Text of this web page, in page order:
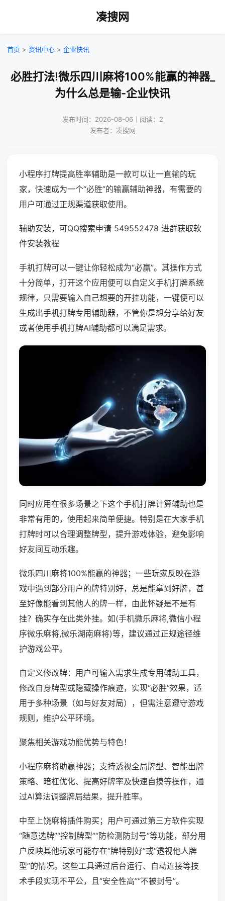
凑搜网
首页 > 资讯中心 > 企业快讯
必胜打法!微乐四川麻将100%能赢的神器_
为什么总是输-企业快讯
发布时间：2026-08-06｜阅读：2
发布者：凑搜网
小程序打牌提高胜率辅助是一款可以让一直输的玩
家，快速成为一个“必胜”的输赢辅助神器，有需要的
用户可通过正规渠道获取使用。
辅助安装，可QQ搜索申请 549552478 进群获取软
件安装教程
手机打牌可以一键让你轻松成为“必赢”。其操作方式
十分简单，打开这个应用便可以自定义手机打牌系统
规律，只需要输入自己想要的开挂功能，一键便可以
生成出手机打牌专用辅助器，不管你是想分享给好友
或者使用手机打牌AI辅助都可以满足需求。
同时应用在很多场景之下这个手机打牌计算辅助也是
非常有用的，使用起来简单便捷。特别是在大家手机
打牌时可以合理调整牌型，提升游戏体验，避免影响
好友间互动乐趣。
微乐四川麻将100%能赢的神器；一些玩家反映在游
戏中遇到部分用户的牌特别好，总是能拿到好牌，甚
至好像能看到其他人的牌一样，由此怀疑是不是有
挂？确实存在此类外挂。如(手机微乐麻将,微信小程
序微乐麻将,微乐湖南麻将)等，建议通过正规途径维
护游戏公平。
自定义修改牌：用户可输入需求生成专用辅助工具，
修改自身牌型或隐藏操作痕迹，实现“必胜”效果，适
用于多种场景（如与好友对局），但需注意遵守游戏
规则，维护公平环境。
聚焦相关游戏功能优势与特色！
小程序麻将助赢神器；支持透视全局牌型、智能出牌
策略、暗杠优化、提高好牌率及快速自摸等操作，通
过AI算法调整牌局结果，提升胜率。
中至上饶麻将插件购买；用户可通过第三方软件实现
“随意选牌”“控制牌型”“防检测防封号”等功能，部分用
户反映其他玩家可能存在“牌特别好”或“透视他人牌
型”的情况。这些工具通过后台运行、自动连接等技
术手段实现不平公，且“安全性高”“不被封号”。